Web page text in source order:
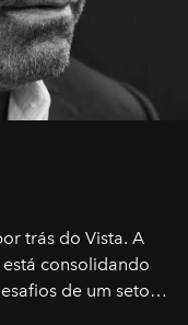
trás do Vista. A
consolidando
de um setor
de luxo